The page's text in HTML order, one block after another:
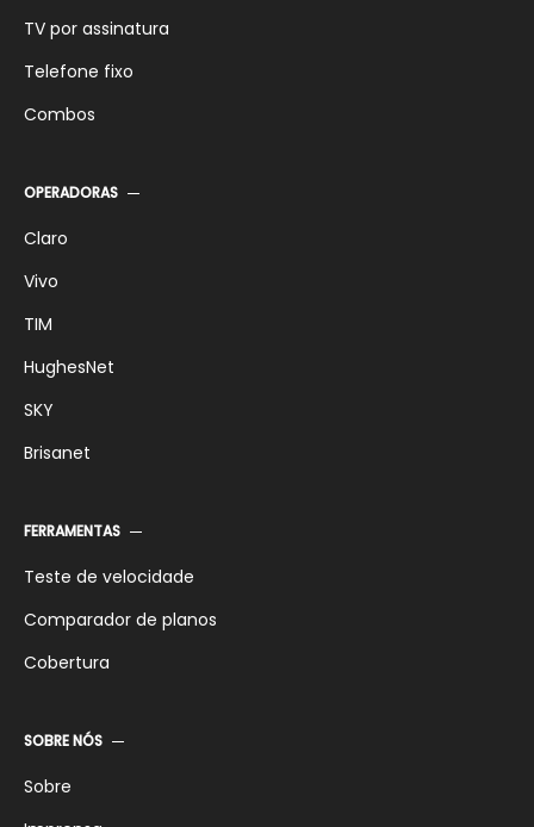
TV por assinatura
Telefone fixo
Combos
OPERADORAS
Claro
Vivo
TIM
HughesNet
SKY
Brisanet
FERRAMENTAS
Teste de velocidade
Comparador de planos
Cobertura
SOBRE NÓS
Sobre